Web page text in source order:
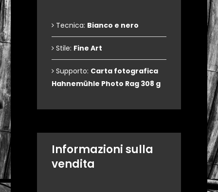
Tecnica: Bianco e nero
Stile: Fine Art
Supporto: Carta fotografica
Hahnemühle Photo Rag 308 g
Informazioni sulla
vendita